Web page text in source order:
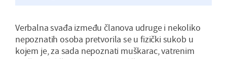
Verbalna svađa između članova udruge i nekoliko
nepoznatih osoba pretvorila se u fizički sukob u
kojem je, za sada nepoznati muškarac, vatrenim